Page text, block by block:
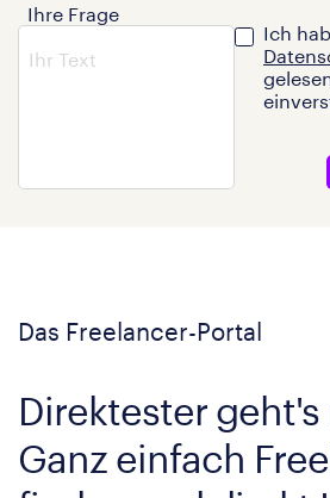
Ihre Frage
Ich
Das Freelancer-Portal
Direktester
Ganz einfach